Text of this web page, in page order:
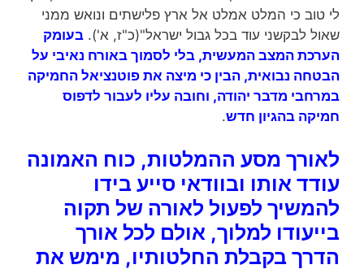
לי טוב כי המלט אמלט אל ארץ פלישתים ונואש ממני
שאול לבקשני עוד בכל גבול ישראל"(כ"ז, א'). בעומק
הערכת המצב המעשית, בלי לסמוך באורח נאיבי על
הבטחה נבואית, הבין כי מיצה את פוטנציאל החמיקה
במרחבי מדבר יהודה, וחובה עליו לעבור לדפוס
חמיקה בהגיון חדש.
לאורך מסע ההמלטות, כוח האמונה
עודד אותו ובוודאי סייע בידו
להמשיך לפעול לאורה של תקוה
בייעודו למלוך, אולם לכל אורך
הדרך בקבלת החלטותיו, מימש את